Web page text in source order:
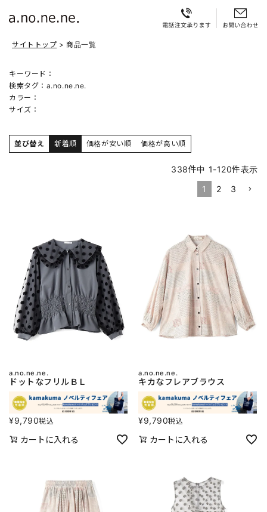
サイトトップ 商品一覧
キーワード：
検索タグ： a.no.ne.ne.
カラー：
サイズ：
並び替え 新着順 価格が安い順 価格が高い順
338件中 1-120件表示
1
2 3
a.no.ne.ne.
ドットなフリルＢＬ
¥9,790税込
カートに入れる
a.no.ne.ne.
キカなフレアブラウス
¥9,790税込
カートに入れる